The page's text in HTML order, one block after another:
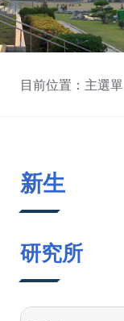
目前位置：主選單
新生
研究所